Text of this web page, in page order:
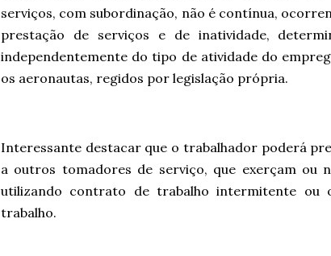
serviços, com subordinação, não é contínua,
prestação de serviços e de inatividade,
independentemente do tipo de atividade do
os aeronautas, regidos por legislação própria.
Interessante destacar que o trabalhador poderá
a outros tomadores de serviço, que exerçam ou
utilizando contrato de trabalho intermitente ou
trabalho.